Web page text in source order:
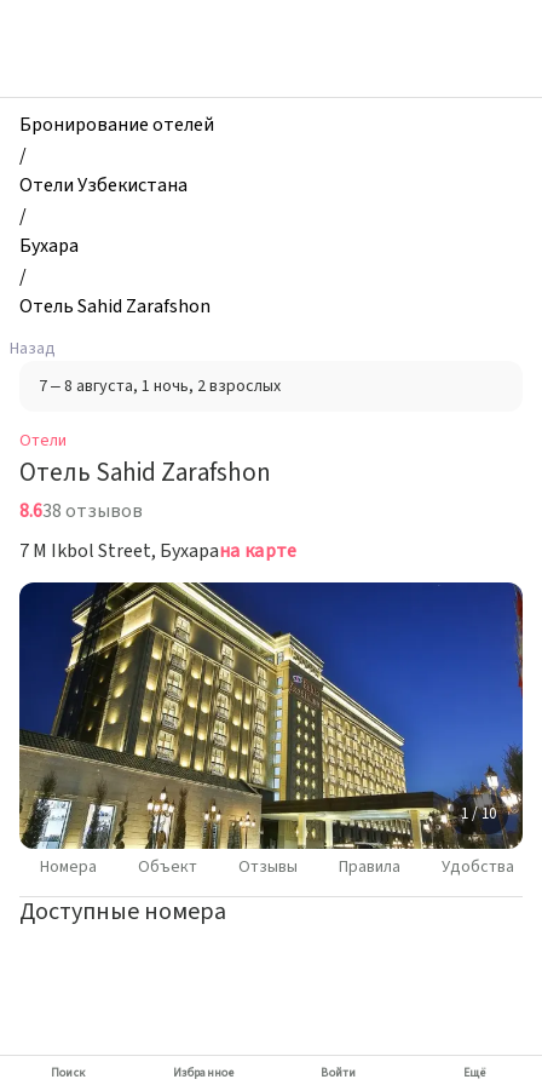
Отель
Sahid
Zarafshon,
Бухара,
Узбекистан
Бронирование отелей
/
Отели Узбекистана
/
Бухара
/
Отель Sahid Zarafshon
Назад
7 – 8 августа, 1 ночь, 2 взрослых
Отели
Отель Sahid Zarafshon
8.638 отзывов
7 M Ikbol Street, Бухарана карте
1 / 10
Номера Объект Отзывы Правила Удобства
Доступные номера
Поиск Избранное Войти Ещё